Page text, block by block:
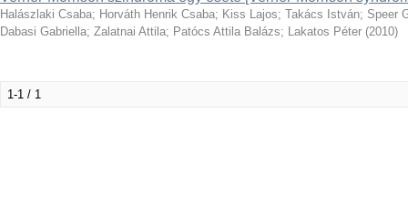
Halászlaki Csaba; Horváth Henrik Csaba; Kiss Lajos; Takács István; Speer
Dabasi Gabriella; Zalatnai Attila; Patócs Attila Balázs; Lakatos Péter (2010)
1-1 / 1